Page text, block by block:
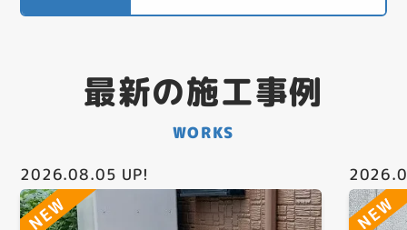
最新の施工事例
WORKS
2026.08.05 UP!